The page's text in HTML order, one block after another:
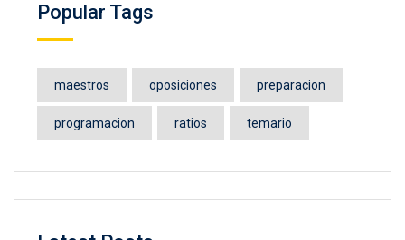
Popular Tags
maestros oposiciones preparacion
programacion ratios temario